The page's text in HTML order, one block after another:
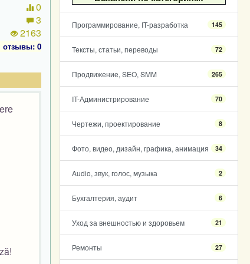
Программирование, IT-разработка 145
Тексты, статьи, переводы 72
Продвижение, SEO, SMM 265
IT-Администрирование 70
Чертежи, проектирование 8
Фото, видео, дизайн, графика, анимация 34
Audio, звук, голос, музыка 2
Бухгалтерия, аудит 6
Уход за внешностью и здоровьем 21
Ремонты 27
0
3
2163
отзывы: 0